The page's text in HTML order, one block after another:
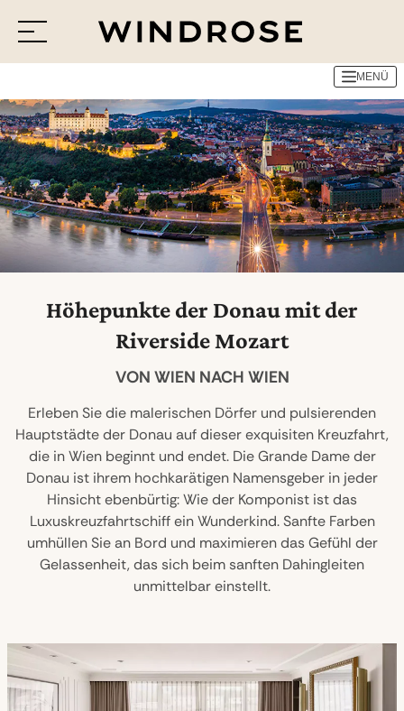
Reiseziele
Reisethemen
Jetzt Anfrage senden
MENÜ
Höhepunkte der Donau mit der
Riverside Mozart
VON WIEN NACH WIEN
Erleben Sie die malerischen Dörfer und pulsierenden
Hauptstädte der Donau auf dieser exquisiten Kreuzfahrt,
die in Wien beginnt und endet. Die Grande Dame der
Donau ist ihrem hochkarätigen Namensgeber in jeder
Hinsicht ebenbürtig: Wie der Komponist ist das
Luxuskreuzfahrtschiff ein Wunderkind. Sanfte Farben
umhüllen Sie an Bord und maximieren das Gefühl der
Gelassenheit, das sich beim sanften Dahingleiten
unmittelbar einstellt.